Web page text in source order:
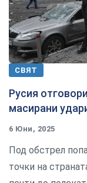
СВЯТ
Русия
масирани
6 Юни, 2025
Под обстрел
точки на